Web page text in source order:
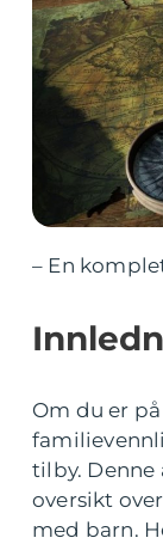
– En
Om du er
tilby.
oversikt
med barn.